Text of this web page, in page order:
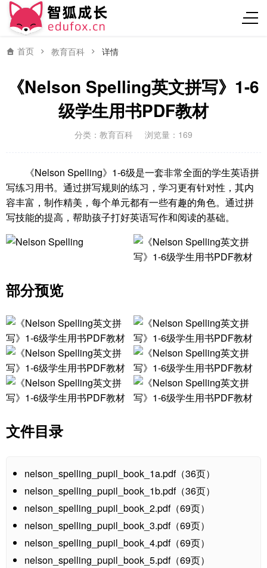
首页 教育百科 详情
《Nelson Spelling英文拼写》1-6
级学生用书PDF教材
分类： 教育百科 浏览量：169
《Nelson Spelling》1-6级是一套非常全面的学生英语拼
写练习用书。通过拼写规则的练习，学习更有针对性，其内
容丰富，制作精美，每个单元都有一些有趣的角色。通过拼
写技能的提高，帮助孩子打好英语写作和阅读的基础。
部分预览
文件目录
nelson_spelling_pupil_book_1a.pdf（36页）
nelson_spelling_pupil_book_1b.pdf（36页）
nelson_spelling_pupil_book_2.pdf（69页）
nelson_spelling_pupil_book_3.pdf（69页）
nelson_spelling_pupil_book_4.pdf（69页）
nelson_spelling_pupil_book_5.pdf（69页）